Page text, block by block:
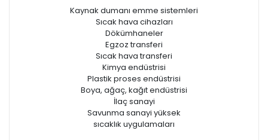
Kaynak dumanı emme sistemleri
Sıcak hava cihazları
Dökümhaneler
Egzoz transferi
Sıcak hava transferi
Kimya endüstrisi
Plastik proses endüstrisi
Boya, ağaç, kağıt endüstrisi
İlaç sanayi
Savunma sanayi yüksek
sıcaklık uygulamaları